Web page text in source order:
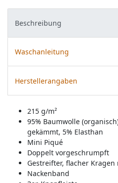
Beschreibung
Waschanleitung
Herstellerangaben
215 g/m²
95% Baumwolle
gekämmt, 5% Elasthan
Mini Piqué
Doppelt vorgeschrumpft
Gestreifter, flacher Kragen
Nackenband